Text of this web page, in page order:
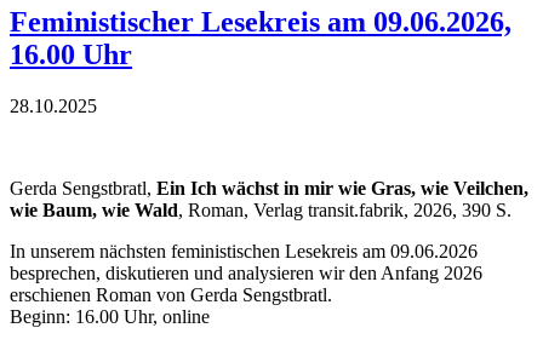
Feministischer Lesekreis am 09.06.2026,
16.00 Uhr
28.10.2025
Gerda Sengstbratl, Ein Ich wächst in mir wie Gras, wie Veilchen,
wie Baum, wie Wald, Roman, Verlag transit.fabrik, 2026, 390 S.
In unserem nächsten feministischen Lesekreis am 09.06.2026
besprechen, diskutieren und analysieren wir den Anfang 2026
erschienen Roman von Gerda Sengstbratl.
Beginn: 16.00 Uhr, online